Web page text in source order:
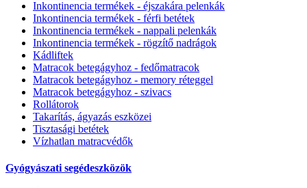
Inkontinencia termékek - éjszakára pelenkák
Inkontinencia termékek - férfi betétek
Inkontinencia termékek - nappali pelenkák
Inkontinencia termékek - rögzítő nadrágok
Kádliftek
Matracok betegágyhoz - fedőmatracok
Matracok betegágyhoz - memory réteggel
Matracok betegágyhoz - szivacs
Rollátorok
Takarítás, ágyazás eszközei
Tisztasági betétek
Vízhatlan matracvédők
Gyógyászati segédeszközök